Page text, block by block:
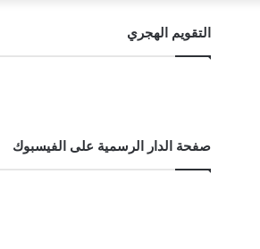
التقويم الهجري
صفحة الدار الرسمية على الفيسبوك